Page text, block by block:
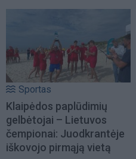
Sportas
Klaipėdos paplūdimių
gelbėtojai – Lietuvos
čempionai: Juodkrantėje
iškovojo pirmąją vietą